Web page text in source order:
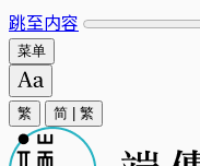
跳至内容
菜单
繁 简 繁